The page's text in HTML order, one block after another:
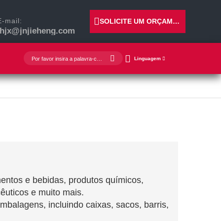
mail: SOLICITE UM ORÇAMENTO
Linguagem
e bebidas, produtos químicos,
e muito mais.
incluindo caixas, sacos, barris,